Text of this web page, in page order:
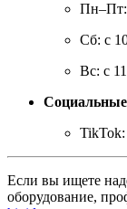
Сб: с
Вс: с
TikTok:
Если вы ищете
оборудование,